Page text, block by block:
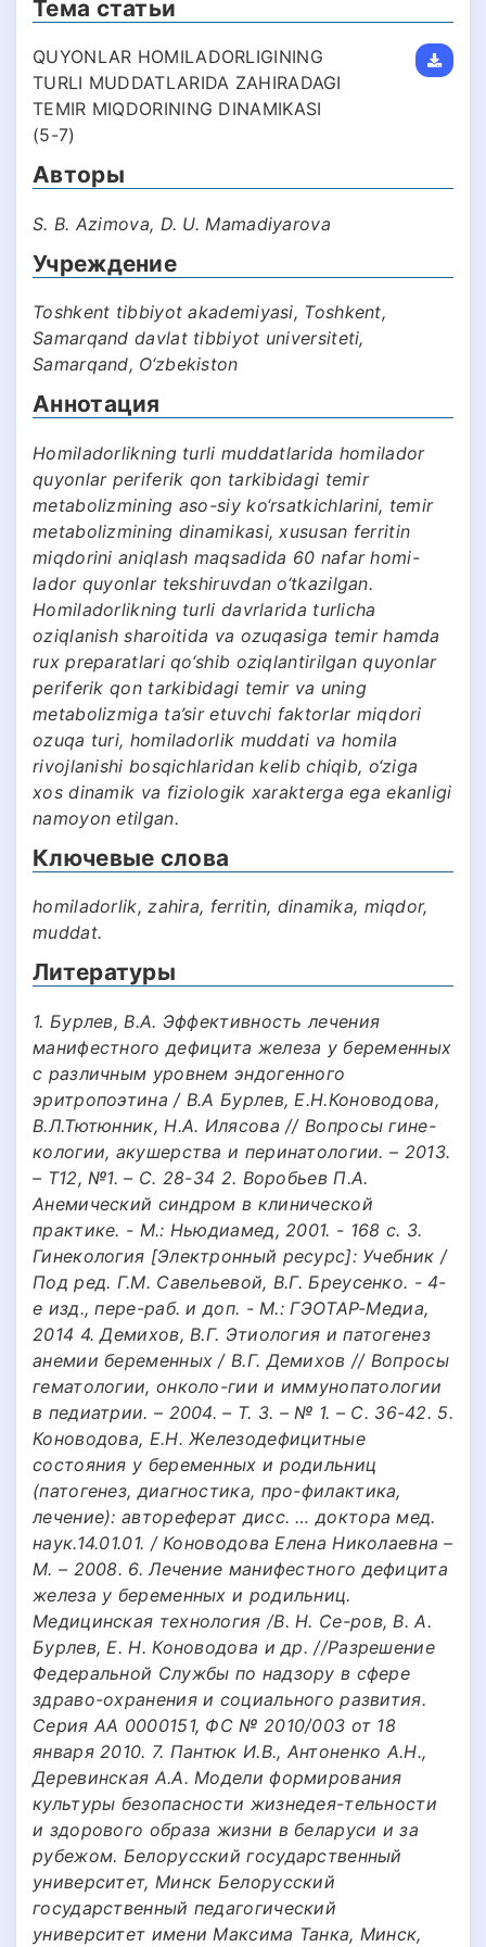
Тема статьи
QUYONLAR HOMILADORLIGINING
TURLI MUDDATLARIDA ZAHIRADAGI
TEMIR MIQDORINING DINAMIKASI
(5-7)
Авторы
S. B. Azimova, D. U. Mamadiyarova
Учреждение
Toshkent tibbiyot akademiyasi, Toshkent,
Samarqand davlat tibbiyot universiteti,
Samarqand, O‘zbekiston
Аннотация
Homiladorlikning turli muddatlarida homilador
quyonlar periferik qon tarkibidagi temir
metabolizmining aso-siy ko‘rsatkichlarini, temir
metabolizmining dinamikasi, xususan ferritin
miqdorini aniqlash maqsadida 60 nafar homi-
lador quyonlar tekshiruvdan o‘tkazilgan.
Homiladorlikning turli davrlarida turlicha
oziqlanish sharoitida va ozuqasiga temir hamda
rux preparatlari qo‘shib oziqlantirilgan quyonlar
periferik qon tarkibidagi temir va uning
metabolizmiga ta’sir etuvchi faktorlar miqdori
ozuqa turi, homiladorlik muddati va homila
rivojlanishi bosqichlaridan kelib chiqib, o‘ziga
xos dinamik va fiziologik xarakterga ega ekanligi
namoyon etilgan.
Ключевые слова
homiladorlik, zahira, ferritin, dinamika, miqdor,
muddat.
Литературы
1. Бурлев, В.А. Эффективность лечения
манифестного дефицита железа у беременных
с различным уровнем эндогенного
эритропоэтина / В.А Бурлев, Е.Н.Коноводова,
В.Л.Тютюнник, Н.А. Илясова // Вопросы гине-
кологии, акушерства и перинатологии. – 2013.
– Т12, №1. – С. 28-34 2. Воробьев П.А.
Анемический синдром в клинической
практике. - М.: Ньюдиамед, 2001. - 168 с. 3.
Гинекология [Электронный ресурс]: Учебник /
Под ред. Г.М. Савельевой, В.Г. Бреусенко. - 4-
е изд., пере-раб. и доп. - М.: ГЭОТАР-Медиа,
2014 4. Демихов, В.Г. Этиология и патогенез
анемии беременных / В.Г. Демихов // Вопросы
гематологии, онколо-гии и иммунопатологии
в педиатрии. – 2004. – Т. 3. – № 1. – С. 36-42. 5.
Коноводова, Е.Н. Железодефицитные
состояния у беременных и родильниц
(патогенез, диагностика, про-филактика,
лечение): автореферат дисс. … доктора мед.
наук.14.01.01. / Коноводова Елена Николаевна –
М. – 2008. 6. Лечение манифестного дефицита
железа у беременных и родильниц.
Медицинская технология /В. Н. Се-ров, В. А.
Бурлев, Е. Н. Коноводова и др. //Разрешение
Федеральной Службы по надзору в сфере
здраво-охранения и социального развития.
Серия АА 0000151, ФС № 2010/003 от 18
января 2010. 7. Пантюк И.В., Антоненко А.Н.,
Деревинская А.А. Модели формирования
культуры безопасности жизнедея-тельности
и здорового образа жизни в беларуси и за
рубежом. Белорусский государственный
университет, Минск Белорусский
государственный педагогический
университет имени Максима Танка, Минск,